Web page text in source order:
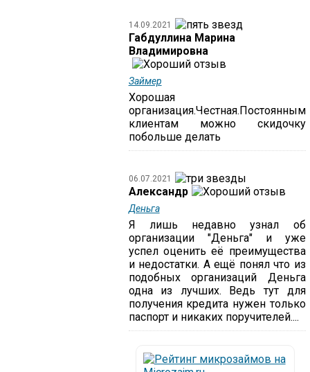
14.09.2021
Габдуллина Марина
Владимировна
Займер
Хорошая
организация.Честная.Постоянным
клиентам можно скидочку
побольше делать
06.07.2021
Александр
Деньга
Я лишь недавно узнал об
организации "Деньга" и уже
успел оценить её преимущества
и недостатки. А ещё понял что из
подобных организаций Деньга
одна из лучших. Ведь тут для
получения кредита нужен только
паспорт и никаких поручителей....